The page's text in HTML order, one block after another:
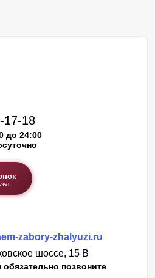
17-18
до 24:00
zabory-zhalyuzi.ru
шоссе, 15 В
позвоните